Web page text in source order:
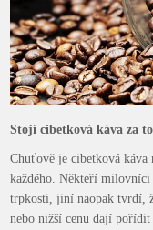
Stojí cibetková káva za
Chuťově je cibetková káva
každého. Někteří
trpkosti, jiní naopak tvrdí,
nebo nižší cenu dají